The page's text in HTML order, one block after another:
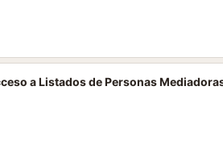
a Listados de Personas